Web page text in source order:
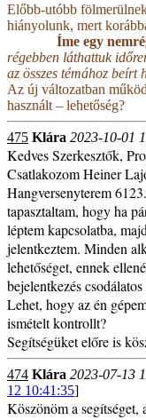
Előbb-utóbb
hiányolunk, mert
Íme egy
régebben láthattuk
az összes témához beírt
Az új változatban
használt – lehetőség?
475 Klára 2023-10-01
Kedves Szerkesztők,
Csatlakozom Heiner
Hangversenyterem
tapasztaltam, hogy ha
léptem kapcsolatba,
jelentkeztem. Minden
lehetőséget, ennek
bejelentkezés
Lehet, hogy az én
ismételt kontrollt?
Segítségüket előre is
474 Klára 2023-07-13
12 10:41:35]
Köszönöm a segítséget,